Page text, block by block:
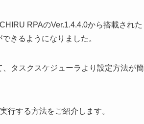
RPAのVer.1.4.4.0から搭載された
きるようになりました。
タスクスケジューラより設定方法が簡
行する方法をご紹介します。